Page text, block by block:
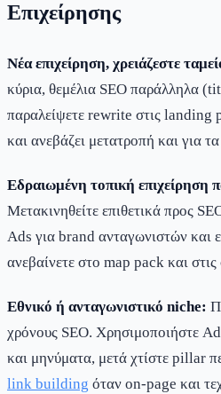
Επιχείρησης
Νέα επιχείρηση, χρειάζεστε
κύρια, θεμέλια SEO παράλληλα
παραλείψετε rewrite στις
και ανεβάζει μετατροπή και για
Εδραιωμένη τοπική επιχείρηση
Μετακινηθείτε επιθετικά προς
Ads για brand ανταγωνιστών και
ανεβαίνετε στο map pack και στις
Εθνικό ή ανταγωνιστικό niche:
χρόνους SEO. Χρησιμοποιήστε
και μηνύματα, μετά χτίστε pillar
link building όταν on-page και